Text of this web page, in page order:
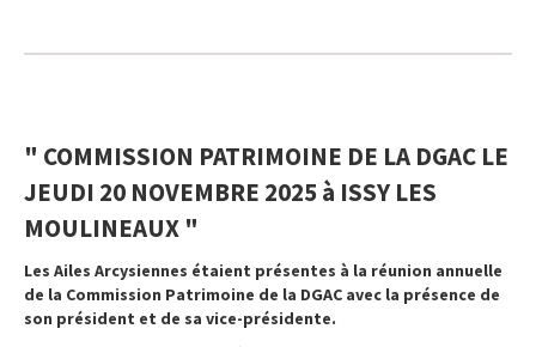
" COMMISSION PATRIMOINE DE LA DGAC LE
JEUDI 20 NOVEMBRE 2025 à ISSY LES
MOULINEAUX "
Les Ailes Arcysiennes étaient présentes à la réunion annuelle
de la Commission Patrimoine de la DGAC avec la présence de
son président et de sa vice-présidente.